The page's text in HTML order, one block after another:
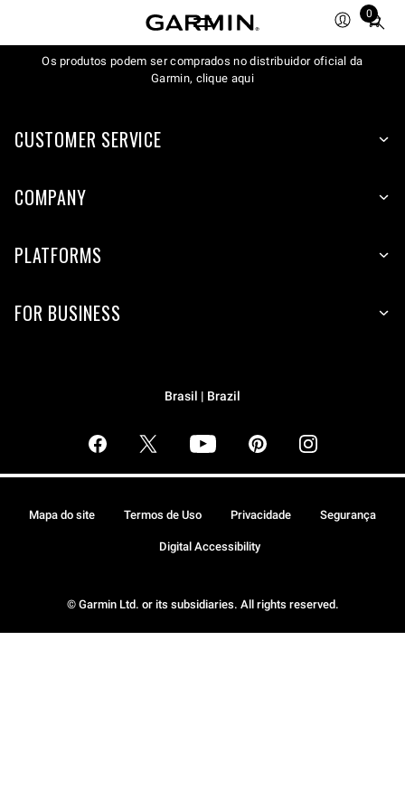
0
Total
items
in
Os produtos podem ser comprados no distribuidor oficial da
Garmin, clique aqui
CUSTOMER SERVICE
COMPANY
PLATFORMS
FOR BUSINESS
Brasil | Brazil
© Garmin Ltd. or its subsidiaries. All rights reserved.
Mapa do site Termos de Uso Privacidade Segurança
Digital Accessibility